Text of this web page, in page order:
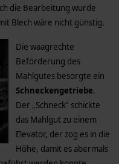
die Bearbeitung wurde
Blech wäre nicht günstig.
Die waagrechte
Beförderung des
Mahlgutes besorgte ein
Schneckengetriebe.
Der „Schneck” schickte
das Mahlgut zu einem
Elevator, der zog es in die
Höhe, damit es abermals